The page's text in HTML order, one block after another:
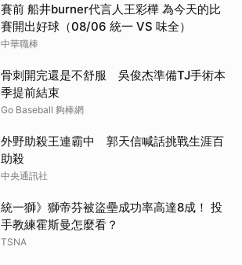
賽前 船井burner代言人王彩樺 為今天的比
賽開出好球（08/06 統一 VS 味全）
中華職棒
骨刺開完還是不舒服 吳俊杰準備TJ手術本
季提前結束
Go Baseball 夠棒網
外野助殺王連霸中 郭天信喊話挑戰生涯百
助殺
中央通訊社
統一獅》獅帝芬被盜壘成功率高達8成！ 投
手教練霍斯曼怎麼看？
TSNA